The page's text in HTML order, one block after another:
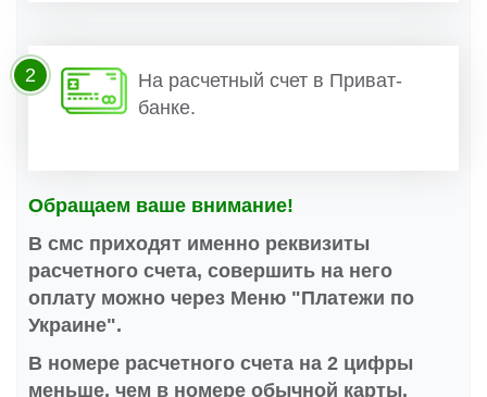
На расчетный счет в Приват-
банке.
2
Обращаем ваше внимание!
В смс приходят именно реквизиты
расчетного счета, совершить на него
оплату можно через Меню "Платежи по
Украине".
В номере расчетного счета на 2 цифры
меньше, чем в номере обычной карты.